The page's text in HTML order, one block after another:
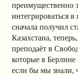
преимущественно
интегрироваться
сначала получил
Казахстана,
преподаёт в
которые в Берлине
если бы мы знали,